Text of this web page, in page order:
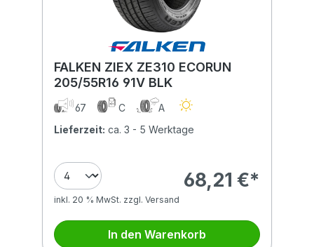
FALKEN ZIEX ZE310 ECORUN
205/55R16 91V BLK
67 C
A
Lieferzeit: ca. 3 - 5 Werktage
68,21 €*
inkl. 20 % MwSt. zzgl. Versand
In den Warenkorb